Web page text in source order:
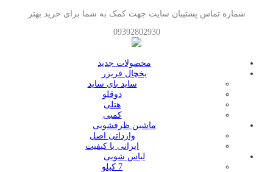
شماره تماس پشتیبان سایت جهت کمک به شما برای خرید بهتر
09392802930
محصولات جدید
یخچال فریزر
ساید بای ساید
دوقلو
هتلی
کمبی
ماشین ظرفشویی
وارداتی اصل
ایرانی با کیفیت
لباس شویی
7 کیلو